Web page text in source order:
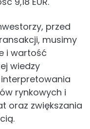
przed
musimy
i wartość
wiedzy
rynkowych i
oraz zwiększania